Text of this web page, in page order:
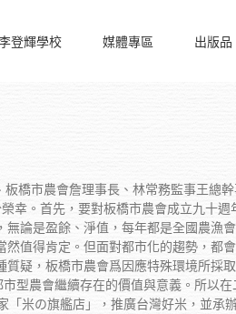
登輝學校 媒體專區 出版品
橋市農會詹理事長、林常務監事王總
幸。首先，要對板橋市農會成立九十
論是盈餘、淨值，每年都是全國農漁
值得肯定。但面對都市化的趨勢，都
疑，板橋市農會爲因應特殊環境所採
型農會繼續存在的價值與意義。所以
米の旗艦店」，推廣台灣好米，並承